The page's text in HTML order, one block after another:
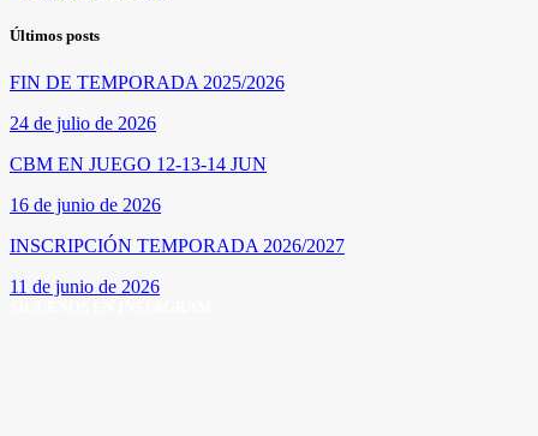
Últimos posts
FIN DE TEMPORADA 2025/2026
24 de julio de 2026
CBM EN JUEGO 12-13-14 JUN
16 de junio de 2026
INSCRIPCIÓN TEMPORADA 2026/2027
11 de junio de 2026